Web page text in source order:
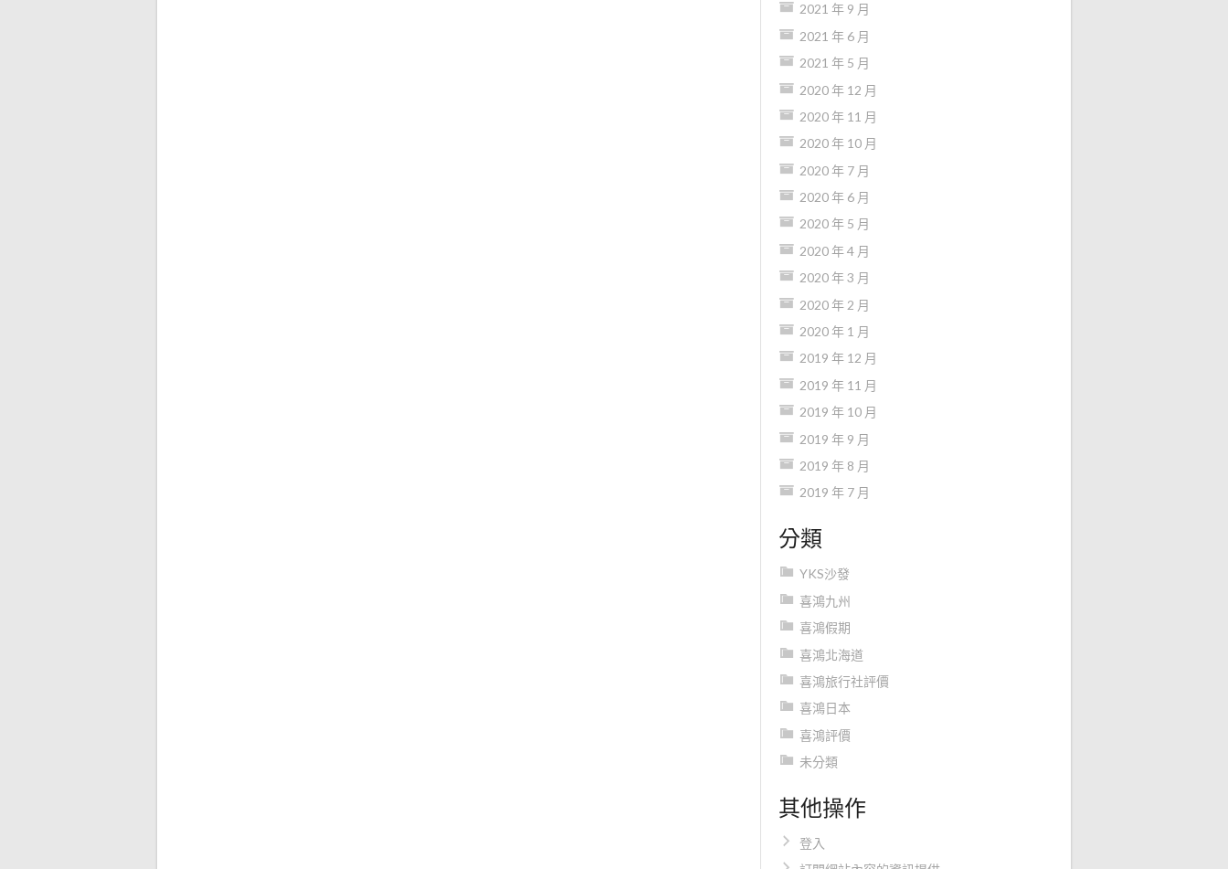
2021 年 9 月
2021 年 6 月
2021 年 5 月
2020 年 12 月
2020 年 11 月
2020 年 10 月
2020 年 7 月
2020 年 6 月
2020 年 5 月
2020 年 4 月
2020 年 3 月
2020 年 2 月
2020 年 1 月
2019 年 12 月
2019 年 11 月
2019 年 10 月
2019 年 9 月
2019 年 8 月
2019 年 7 月
分類
YKS沙發
喜鴻九州
喜鴻假期
喜鴻北海道
喜鴻旅行社評價
喜鴻日本
喜鴻評價
未分類
其他操作
登入